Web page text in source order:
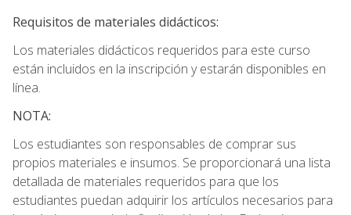
Requisitos de materiales didácticos:
Los materiales didácticos requeridos para este curso
están incluidos en la inscripción y estarán disponibles en
línea.
NOTA:
Los estudiantes son responsables de comprar sus
propios materiales e insumos. Se proporcionará una lista
detallada de materiales requeridos para que los
estudiantes puedan adquirir los artículos necesarios para